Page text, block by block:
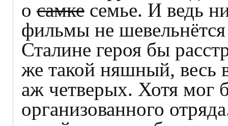
о самке семье. И ведь
фильмы не
Сталине героя бы
же такой няшный, весь
аж четверых. Хотя мог
организованного